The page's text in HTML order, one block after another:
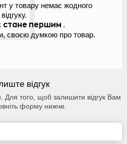
у товару немає жодного
відгуку.
стане першим .
своєю думкою про товар.
відгук
Для того, щоб залишити відгук Вам
форму нижче.